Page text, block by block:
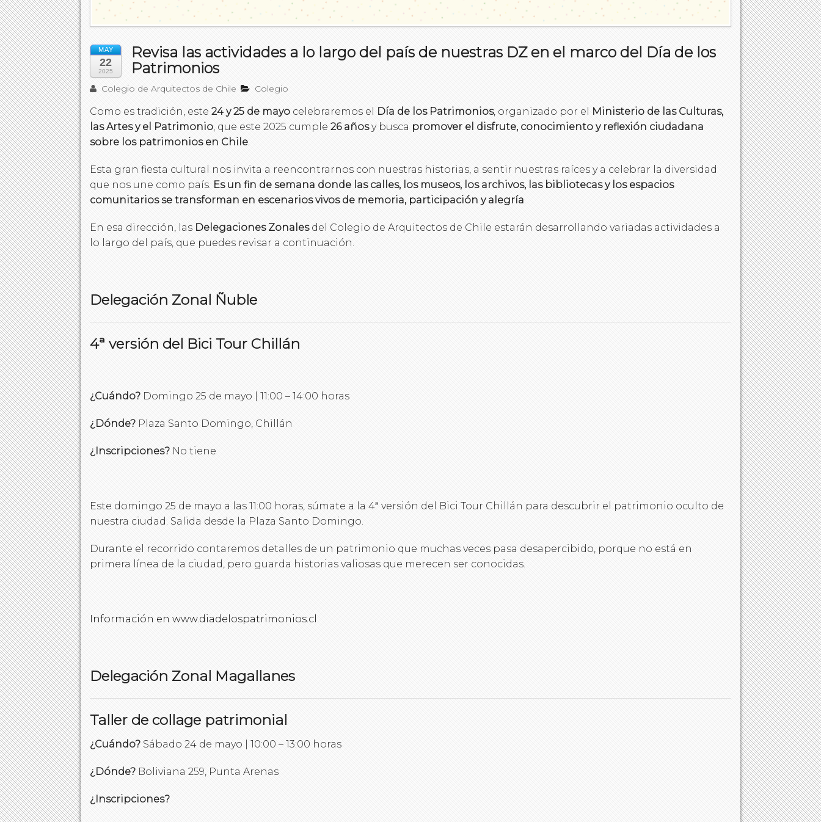
MAY
22
2025
Revisa las actividades a lo largo del país de nuestras DZ en el marco del Día de los
Patrimonios
Colegio de Arquitectos de Chile Colegio
Como es tradición, este 24 y 25 de mayo celebraremos el Día de los Patrimonios, organizado por el
Ministerio de las Culturas,
las Artes y el Patrimonio, que este 2025 cumple 26 añosy busca promover el disfrute, conocimiento y reflexión ciudadana
sobre los patrimonios en Chile.
Esta gran fiesta cultural nos invita a reencontrarnos con nuestras historias, a sentir nuestras raíces y a celebrar la diversidad
que nos une como país. Es un fin de semana donde las calles, los museos, los archivos, las bibliotecas y los espacios
comunitarios se transforman en escenarios vivos de memoria, participación y alegría.
En esa dirección, las Delegaciones Zonalesdel Colegio de Arquitectos de Chile estarán desarrollando variadas actividades a
lo largo del país, que puedes revisar a continuación.
Delegación Zonal Ñuble
4ª versión del Bici Tour Chillán
¿Cuándo? Domingo 25 de mayo | 11:00 – 14:00 horas
¿Dónde? Plaza Santo Domingo, Chillán
¿Inscripciones? No tiene
Este domingo 25 de mayo a las 11:00 horas, súmate a la 4ª versión del Bici Tour Chillán para descubrir el patrimonio oculto de
nuestra ciudad. Salida desde la Plaza Santo Domingo.
Durante el recorrido contaremos detalles de un patrimonio que muchas veces pasa desapercibido, porque no está en
primera línea de la ciudad, pero guarda historias valiosas que merecen ser conocidas.
Información en www.diadelospatrimonios.cl
Delegación Zonal Magallanes
Taller de collage patrimonial
¿Cuándo? Sábado 24 de mayo | 10:00 – 13:00 horas
¿Dónde? Boliviana 259, Punta Arenas
¿Inscripciones?